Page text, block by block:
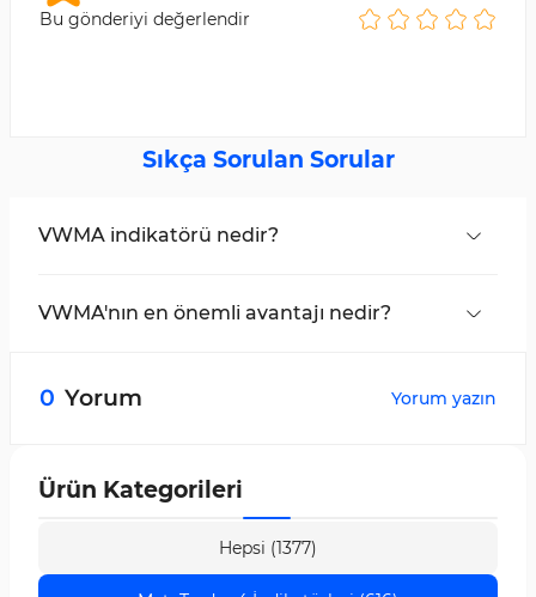
Bu gönderiyi değerlendir
Sıkça Sorulan Sorular
VWMA indikatörü nedir?
ortalama fiyatı hesaplayan bir araçtır.
VWMA'nın en önemli avantajı nedir?
bir şekilde belirlenmesi, bu indikatörün önemli
0 Yorum Yorum yazın
Ürün Kategorileri
Hepsi (1377)